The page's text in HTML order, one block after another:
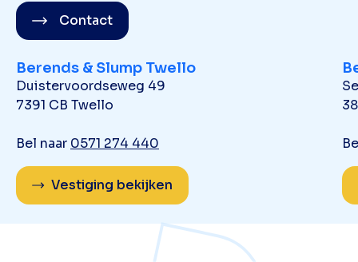
Contact
Berends & Slump Twello
Duistervoordseweg 49
7391 CB Twello
Bel naar 0571 274 440
Vestiging bekijken